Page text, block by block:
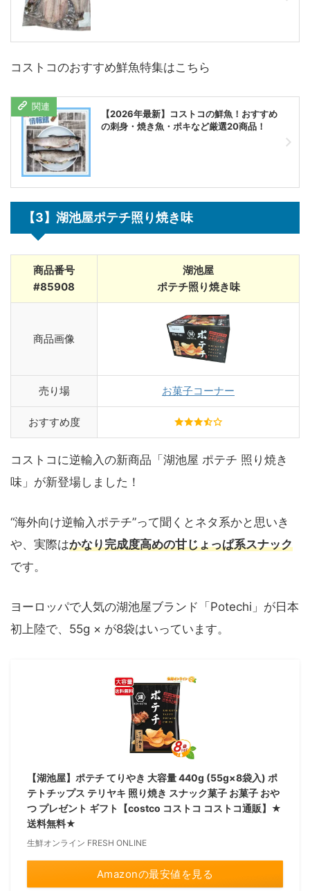
コストコのおすすめ鮮魚特集はこちら
【2026年最新】コストコの鮮魚！おすすめ
の刺身・焼き魚・ポキなど厳選20商品！
【3】湖池屋ポテチ照り焼き味
商品番号
#85908
湖池屋
ポテチ照り焼き味
商品画像
売り場 お菓子コーナー
おすすめ度
コストコに逆輸入の新商品「湖池屋 ポテチ 照り焼き
味」が新登場しました！
“海外向け逆輸入ポテチ”って聞くとネタ系かと思いき
や、実際はかなり完成度高めの甘じょっぱ系スナック
です。
ヨーロッパで人気の湖池屋ブランド「Potechi」が日本
初上陸で、55g × が8袋はいっています。
【湖池屋】ポテチ てりやき 大容量 440g (55g×8袋入) ポ
テトチップス テリヤキ 照り焼き スナック菓子 お菓子 おや
つ プレゼント ギフト【costco コストコ コストコ通販】★
送料無料★
生鮮オンライン FRESH ONLINE
Amazonの最安値を見る